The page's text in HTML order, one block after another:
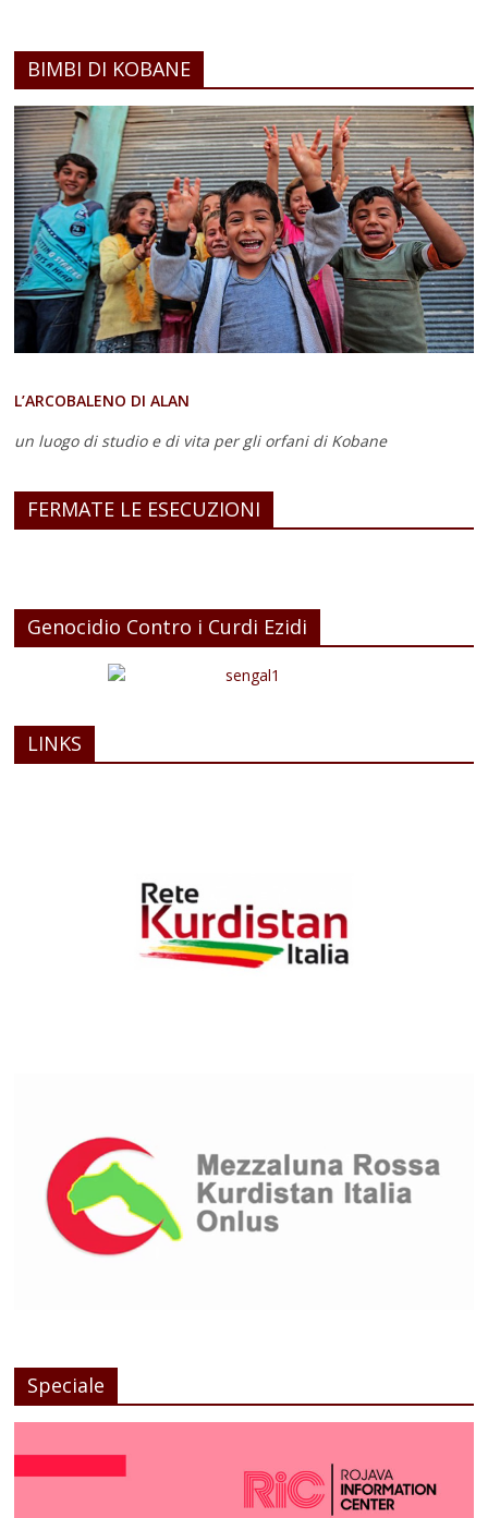
BIMBI DI KOBANE
L’ARCOBALENO DI ALAN
un luogo di studio e di vita per gli orfani di Kobane
FERMATE LE ESECUZIONI
Genocidio Contro i Curdi Ezidi
LINKS
Speciale